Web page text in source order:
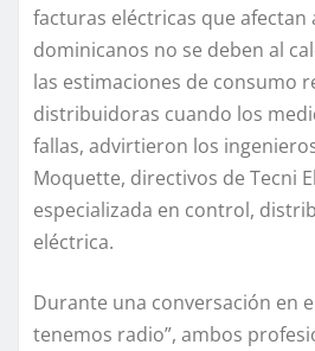
facturas eléctricas que afectan
dominicanos no se deben al
las estimaciones de consumo
distribuidoras cuando los
fallas, advirtieron los
Moquette, directivos de Tecni
especializada en control,
eléctrica.
Durante una conversación en
tenemos radio”, ambos